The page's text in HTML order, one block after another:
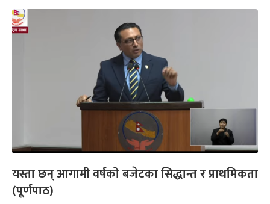
यस्ता छन् आगामी वर्षको बजेटका सिद्धान्त र प्राथमिकता
(पूर्णपाठ)